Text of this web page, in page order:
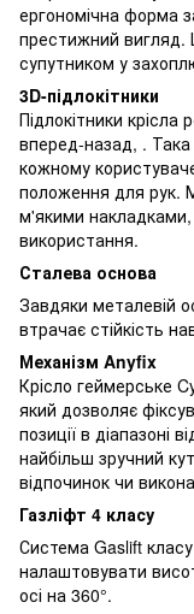
ергономічна форма
престижний вигляд.
супутником у
3D-підлокітники
Підлокітники
вперед-назад, .
кожному
положення для рук.
м'якими накладками,
використання.
Сталева основа
Завдяки металевій
втрачає стійкість
Механізм Anyfix
Крісло геймерське
який дозволяє
позиції в діапазоні
найбільш зручний
відпочинок чи
Газліфт 4 класу
Система Gaslift
налаштовувати
осі на 360°.